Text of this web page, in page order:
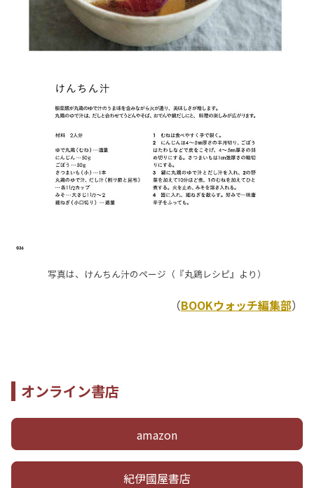
写真は、けんちん汁のページ（『丸鶏レシピ』より）
（BOOKウォッチ編集部）
オンライン書店
amazon
紀伊國屋書店